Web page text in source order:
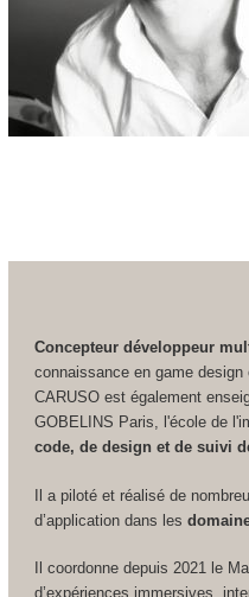
Concepteur développeur
connaissance en game
CARUSO est également
GOBELINS Paris, l'école de
code, de design et de suivi
Il a piloté et réalisé de
d’application dans les
Il coordonne depuis 2021 le
d’expériences immersives,